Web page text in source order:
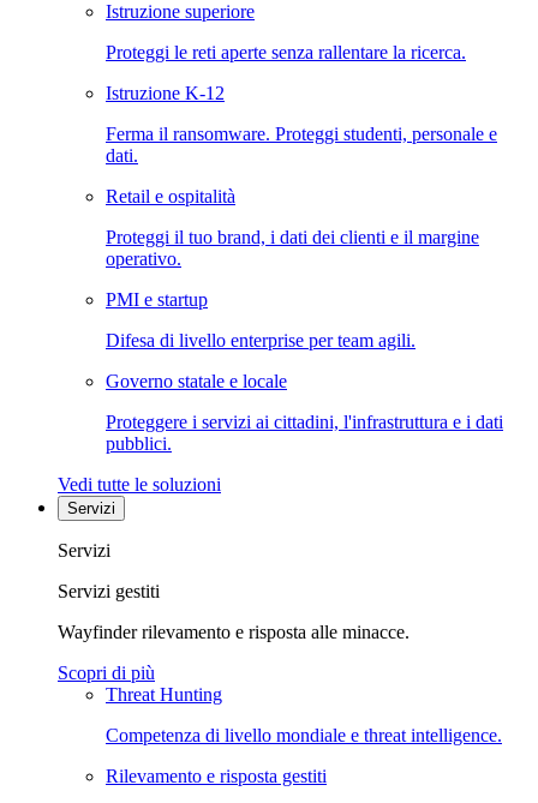
Istruzione superiore
Proteggi le reti aperte senza rallentare la ricerca.
Istruzione K-12
Ferma il ransomware. Proteggi studenti, personale e
dati.
Retail e ospitalità
Proteggi il tuo brand, i dati dei clienti e il margine
operativo.
PMI e startup
Difesa di livello enterprise per team agili.
Governo statale e locale
Proteggere i servizi ai cittadini, l'infrastruttura e i dati
pubblici.
Vedi tutte le soluzioni
Servizi
Servizi
Servizi gestiti
Wayfinder rilevamento e risposta alle minacce.
Scopri di più
Threat Hunting
Competenza di livello mondiale e threat intelligence.
Rilevamento e risposta gestiti